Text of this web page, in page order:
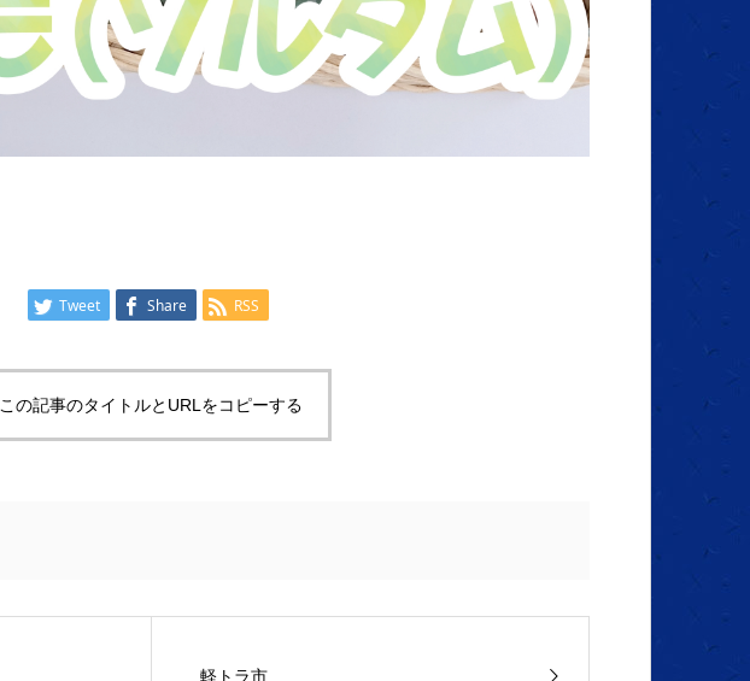
Tweet Share RSS
この記事のタイトルとURLをコピーする
軽トラ市